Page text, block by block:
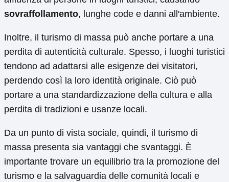
sovraffollamento, lunghe code e danni all'ambiente.
Inoltre, il turismo di massa può anche portare a una
perdita di autenticità culturale. Spesso, i luoghi turistici
tendono ad adattarsi alle esigenze dei visitatori,
perdendo così la loro identità originale. Ciò può
portare a una standardizzazione della cultura e alla
perdita di tradizioni e usanze locali.
Da un punto di vista sociale, quindi, il turismo di
massa presenta sia vantaggi che svantaggi. È
importante trovare un equilibrio tra la promozione del
turismo e la salvaguardia delle comunità locali e